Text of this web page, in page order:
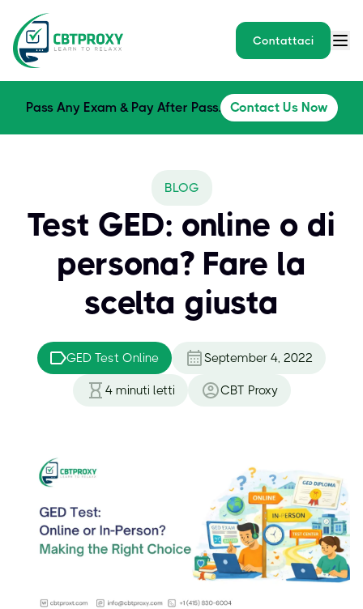
Contattaci
Pass Any Exam & Pay After Pass. Contact Us Now
BLOG
Test GED: online o di
persona? Fare la
scelta giusta
GED Test Online September 4, 2022
4 minuti letti CBT Proxy